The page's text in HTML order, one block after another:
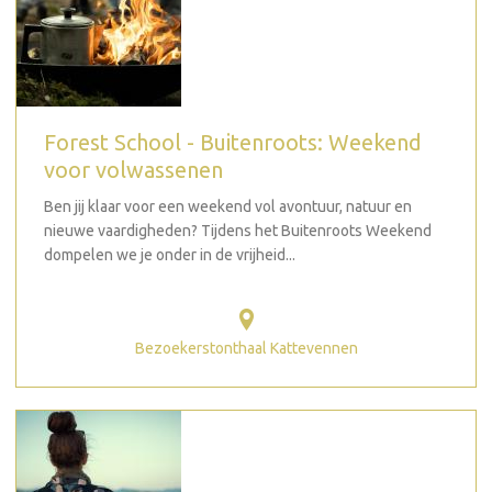
Forest School - Buitenroots: Weekend
voor volwassenen
Ben jij klaar voor een weekend vol avontuur, natuur en
nieuwe vaardigheden? Tijdens het Buitenroots Weekend
dompelen we je onder in de vrijheid...
Bezoekerstonthaal Kattevennen